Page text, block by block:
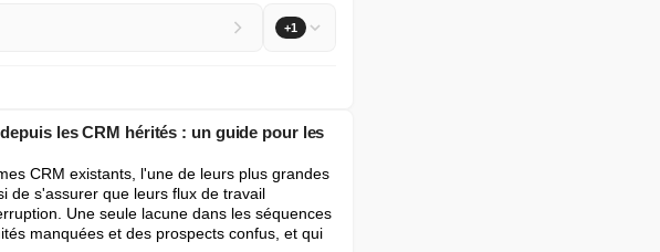
+1
les CRM hérités : un guide pour les
CRM existants, l'une de leurs plus grandes
de s'assurer que leurs flux de travail
Une seule lacune dans les séquences
manquées et des prospects confus, et qui